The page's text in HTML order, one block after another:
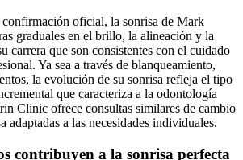
oficial, la sonrisa de Mark
graduales en el brillo, la alineación y la
carrera que son consistentes con el cuidado
Ya sea a través de blanqueamiento,
la evolución de su sonrisa refleja el tipo
que caracteriza a la odontología
Clinic ofrece consultas similares de cambio
adaptadas a las necesidades individuales.
contribuyen a la sonrisa perfecta